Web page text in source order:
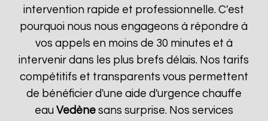
intervention rapide et professionnelle. C'est
pourquoi nous nous engageons à répondre à
vos appels en moins de 30 minutes et à
intervenir dans les plus brefs délais. Nos tarifs
compétitifs et transparents vous permettent
de bénéficier d'une aide d'urgence chauffe
eau Vedènesans surprise. Nos services